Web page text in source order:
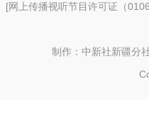
[网上传播视听节目许可证（
制作：中新社新疆